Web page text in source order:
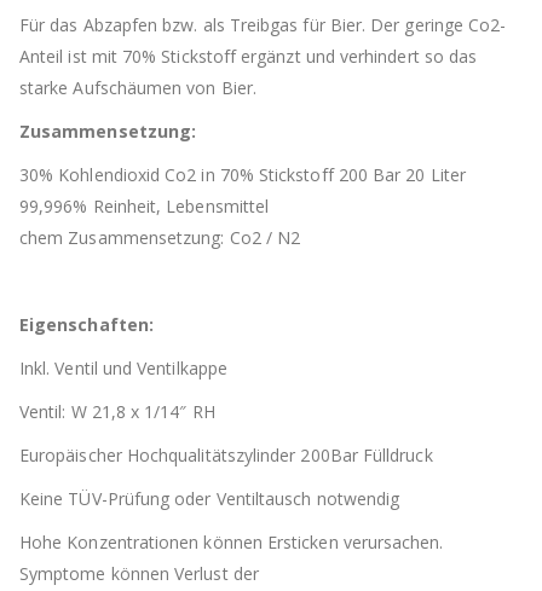
Für das Abzapfen bzw. als Treibgas für Bier. Der geringe Co2-
Anteil ist mit 70% Stickstoff ergänzt und verhindert so das
starke Aufschäumen von Bier.
Zusammensetzung:
30% Kohlendioxid Co2 in 70% Stickstoff 200 Bar 20 Liter
99,996% Reinheit, Lebensmittel
chem Zusammensetzung: Co2 / N2
Eigenschaften:
Inkl. Ventil und Ventilkappe
Ventil: W 21,8 x 1/14″ RH
Europäischer Hochqualitätszylinder 200Bar Fülldruck
Keine TÜV-Prüfung oder Ventiltausch notwendig
Hohe Konzentrationen können Ersticken verursachen.
Symptome können Verlust der